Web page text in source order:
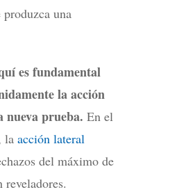
una
es fundamental
la acción
nueva prueba. En el
la acción lateral
del máximo de
reveladores.